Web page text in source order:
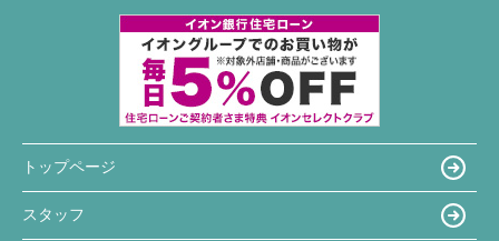
トップページ
スタッフ